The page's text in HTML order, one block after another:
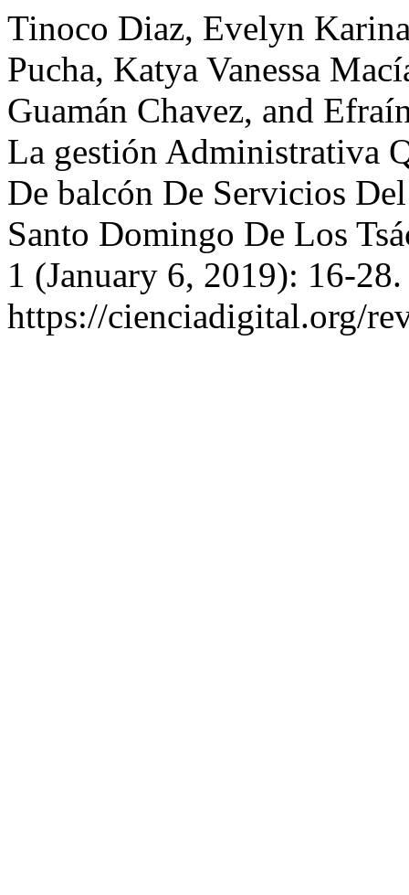
Tinoco Diaz, Evelyn
Pucha, Katya Vanessa
Guamán Chavez, and
La gestión Administrativa
De balcón De Servicios
Santo Domingo De Los
1 (January 6, 2019): 16-
https://cienciadigital.org/